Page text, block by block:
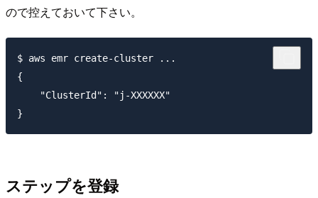
ので控えておいて下さい。
$ aws emr create-cluster ...
{
    "ClusterId": "j-XXXXXX"
ステップを登録